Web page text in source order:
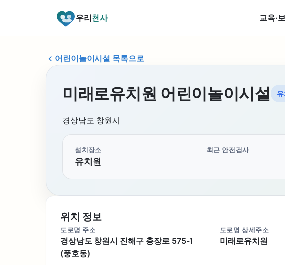
우리천사 교육·
어린이놀이시설 목록으로
미래로유치원 어린이놀이시설
경상남도 창원시
설치장소
유치원
최근 안전검사
위치 정보
도로명 주소
경상남도 창원시 진해구 충장로 575-1
(풍호동)
도로명 상세주소
미래로유치원